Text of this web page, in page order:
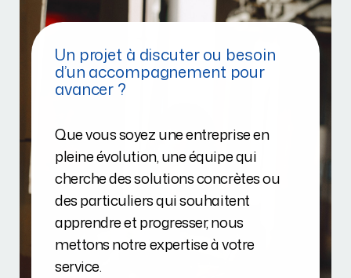
Un projet à discuter ou besoin
d’un accompagnement pour
avancer ?
Que vous soyez une entreprise en
pleine évolution, une équipe qui
cherche des solutions concrètes ou
des particuliers qui souhaitent
apprendre et progresser, nous
mettons notre expertise à votre
service.